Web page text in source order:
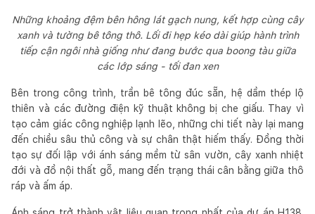
Những khoảng đệm bên hông lát gạch nung, kết hợp cùng cây
xanh và tường bê tông thô. Lối đi hẹp kéo dài giúp hành trình
tiếp cận ngôi nhà giống như đang bước qua boong tàu giữa
các lớp sáng - tối đan xen
Bên trong công trình, trần bê tông đúc sẵn, hệ dầm thép lộ
thiên và các đường điện kỹ thuật không bị che giấu. Thay vì
tạo cảm giác công nghiệp lạnh lẽo, những chi tiết này lại mang
đến chiều sâu thủ công và sự chân thật hiếm thấy. Đồng thời
tạo sự đối lập với ánh sáng mềm từ sân vườn, cây xanh nhiệt
đới và đồ nội thất gỗ, mang đến trạng thái cân bằng giữa thô
ráp và ấm áp.